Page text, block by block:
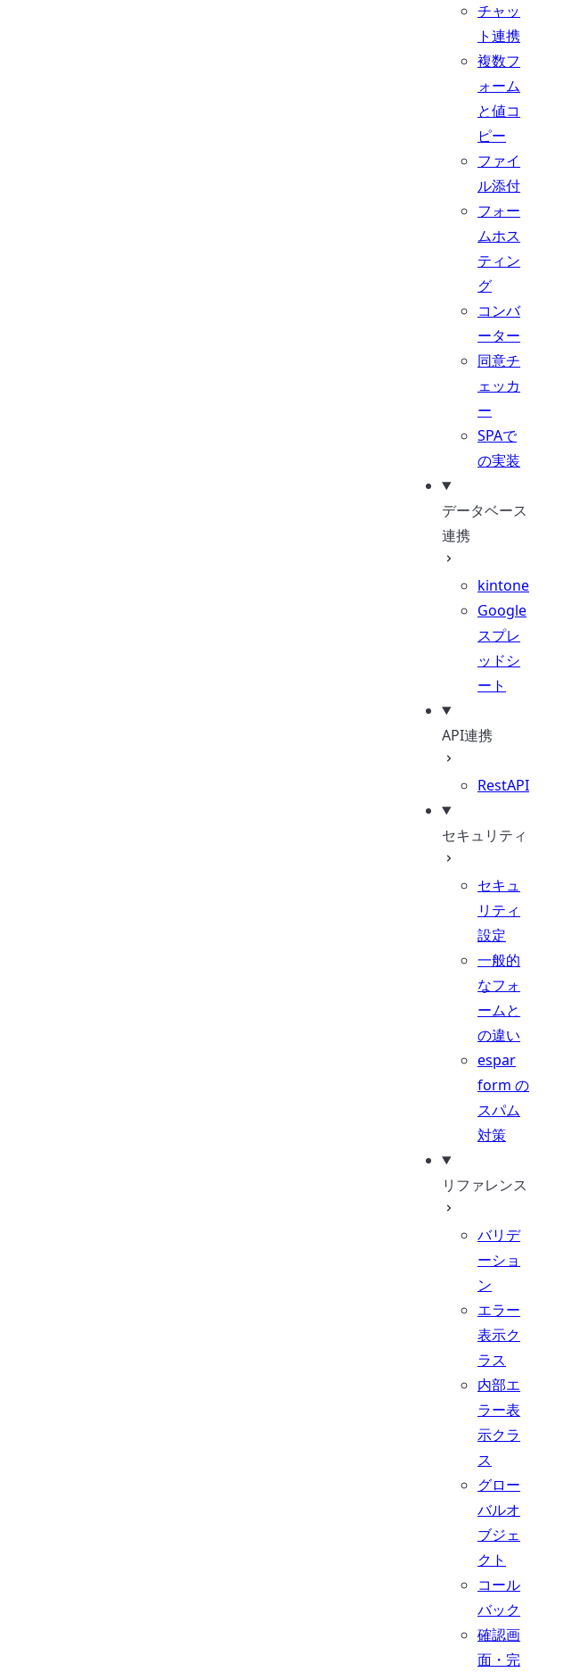
チャッ
ト連携
複数フ
ォーム
と値コ
ピー
ファイ
ル添付
フォー
ムホス
ティン
グ
コンバ
ーター
同意チ
ェッカ
ー
SPAで
の実装
データベース
連携
kintone
Google
スプレ
ッドシ
ート
API連携
RestAPI
セキュリティ
セキュ
リティ
設定
一般的
なフォ
ームと
の違い
espar
form の
スパム
対策
リファレンス
バリデ
ーショ
ン
エラー
表示ク
ラス
内部エ
ラー表
示クラ
ス
グロー
バルオ
ブジェ
クト
コール
バック
確認画
面・完